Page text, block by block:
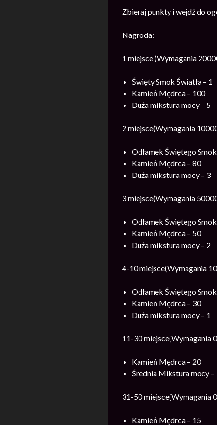
Zbieraj punkty i wejdź do
Nagroda:
1 miejsce (Wymagania
Święty Smok Światła – 1
Kamień Mędrca – 100
Duża mikstura mocy – 5
2 miejsce(Wymagania
Odłamek Świętego
Kamień Mędrca – 80
Duża mikstura mocy – 3
3 miejsce(Wymagania
Odłamek Świętego
Kamień Mędrca – 50
Duża mikstura mocy – 2
4-10 miejsce(Wymagania
Odłamek Świętego
Kamień Mędrca – 30
Duża mikstura mocy – 1
11-30 miejsce(Wymagania
Kamień Mędrca – 20
Średnia Mikstura mocy –
31-50 miejsce(Wymagania
Kamień Mędrca – 15